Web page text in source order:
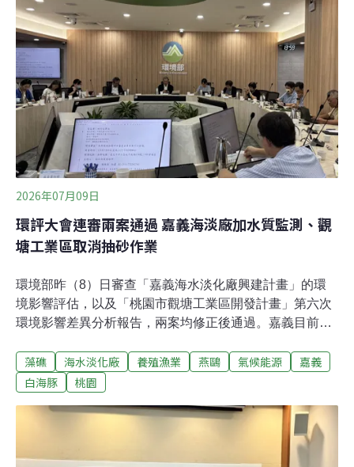
2026年07月09日
環評大會連審兩案通過 嘉義海淡廠加水質監測、觀
塘工業區取消抽砂作業
環境部昨（8）日審查「嘉義海水淡化廠興建計畫」的環
境影響評估，以及「桃園市觀塘工業區開發計畫」第六次
環境影響差異分析報告，兩案均修正後通過。嘉義目前無
出取消當地的抽砂作業，以順應海流自然侵蝕，保護當地
藻礁礁體，並擴大小燕鷗繁殖棲地。嘉義海淡廠建立鹵水
境影響評估審查委員會第52次會議，審查「嘉義海水淡化
廠興建計畫環境影響說明書」與「桃園市觀塘工業區開發
計畫環境影響評估報告書第六次環境影響差異分析報
藻礁 海水淡化廠 養殖漁業 燕鷗 氣候能源
嘉義
白海豚
桃園